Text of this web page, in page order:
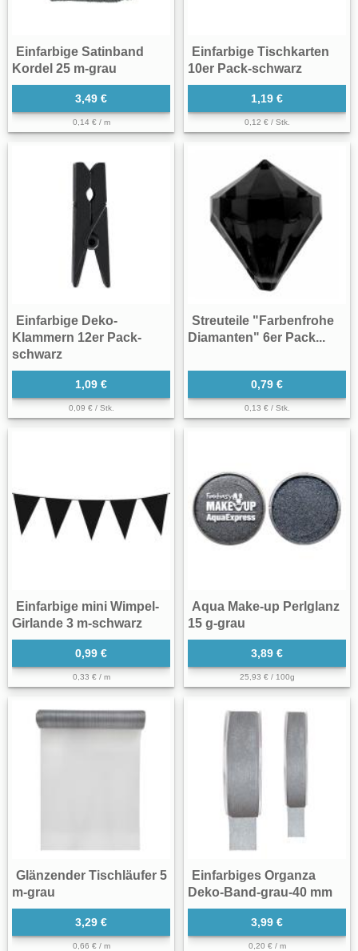
Einfarbige Satinband
Kordel 25 m-grau
3,49 €
0,14 € / m
Einfarbige Tischkarten
10er Pack-schwarz
1,19 €
0,12 € / Stk.
Einfarbige Deko-
Klammern 12er Pack-
schwarz
1,09 €
0,09 € / Stk.
Streuteile "Farbenfrohe
Diamanten" 6er Pack...
0,79 €
0,13 € / Stk.
Einfarbige mini Wimpel-
Girlande 3 m-schwarz
0,99 €
0,33 € / m
Aqua Make-up Perlglanz
15 g-grau
3,89 €
25,93 € / 100g
Glänzender Tischläufer 5
m-grau
3,29 €
0,66 € / m
Einfarbiges Organza
Deko-Band-grau-40 mm
3,99 €
0,20 € / m